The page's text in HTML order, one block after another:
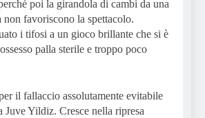
poi la girandola di cambi da una
non favoriscono la spettacolo.
i tifosi a un gioco brillante che si è
palla sterile e troppo poco
il fallaccio assolutamente evitabile
Juve Yildiz. Cresce nella ripresa